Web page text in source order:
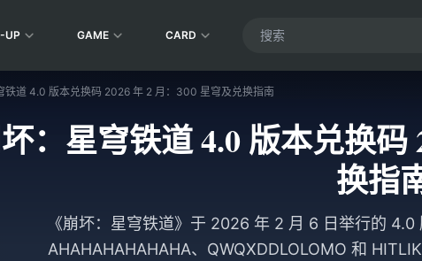
UP GAME CARD
铁道 4.0 版本兑换码 2026 年 2 月：300 星穹及兑换指南
：星穹铁道 4.0 版本兑换码
换指
《崩坏：星穹铁道》于 2026 年 2 月 6 日举行的 4.0
AHAHAHAHAHAHA、QWQXDDLOLOMO 和